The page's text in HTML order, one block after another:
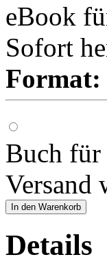
eBook
Sofort
Format:
Buch für
Versand
In den Warenkorb
Details